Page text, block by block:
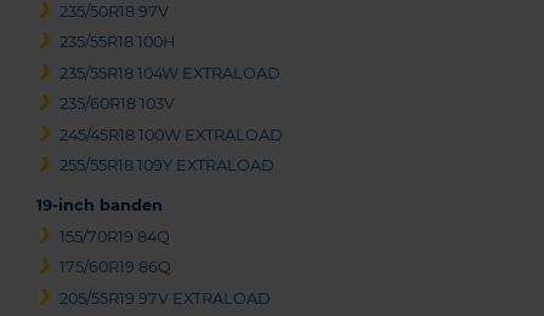
235/50R18 97V
235/55R18 100H
235/55R18 104W EXTRALOAD
235/60R18 103V
245/45R18 100W EXTRALOAD
255/55R18 109Y EXTRALOAD
19-inch banden
155/70R19 84Q
175/60R19 86Q
205/55R19 97V EXTRALOAD